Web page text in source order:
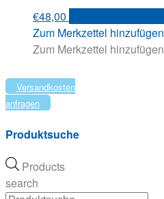
€48,00
Zum Merkzettel hinzufügen
Zum Merkzettel hinzufügen
Versandkosten
anfragen
Produktsuche
Products
search